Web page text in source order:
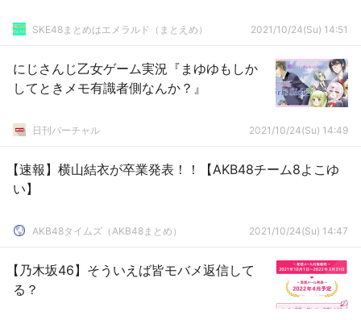
SKE48まとめはエメラルド（まとえめ） 2021/10/24(Su) 14:51
にじさんじ乙女ゲーム実況『まゆゆもしか
してときメモ有識者側なんか？』
日刊バーチャル 2021/10/24(Su) 14:49
【速報】横山結衣が卒業発表！！【AKB48チーム8よこゆ
い】
AKB48タイムズ（AKB48まとめ） 2021/10/24(Su) 14:47
【乃木坂46】そういえば皆モバメ返信して
る？